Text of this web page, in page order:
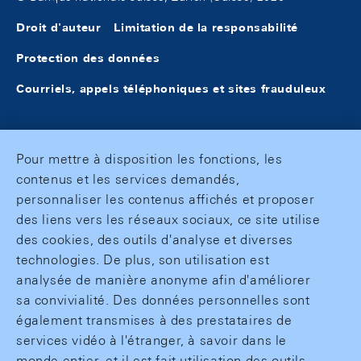
Droit d'auteur Limitation de la responsabilité
Protection des données
Courriels, appels téléphoniques et sites frauduleux
Pour mettre à disposition les fonctions, les
contenus et les services demandés,
personnaliser les contenus affichés et proposer
des liens vers les réseaux sociaux, ce site utilise
des cookies, des outils d'analyse et diverses
technologies. De plus, son utilisation est
analysée de manière anonyme afin d'améliorer
sa convivialité. Des données personnelles sont
également transmises à des prestataires de
services vidéo à l'étranger, à savoir dans le